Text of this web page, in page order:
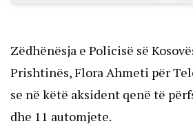
Zëdhënësja e Policisë së
Prishtinës, Flora Ahmeti për
se në këtë aksident qenë të
dhe 11 automjete.